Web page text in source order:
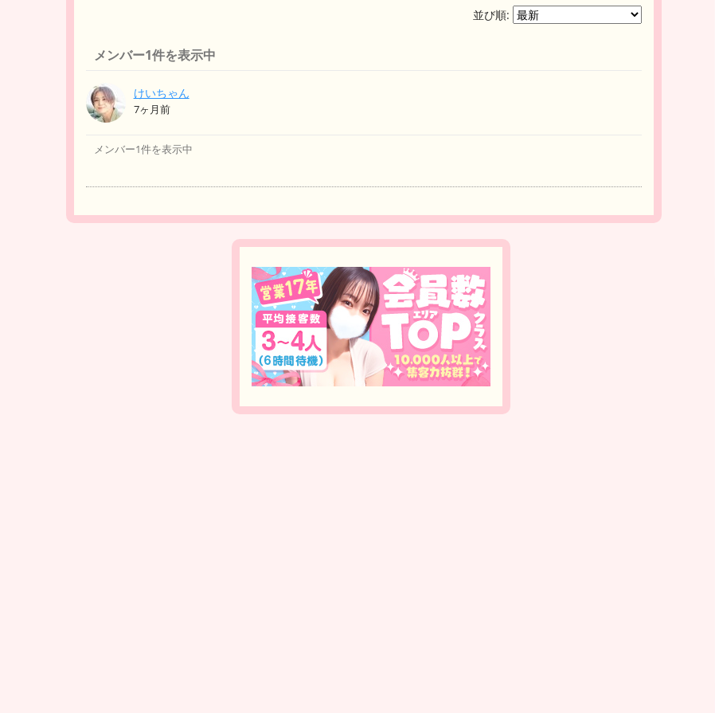
並び順:
メンバー1件を表示中
けいちゃん
7ヶ月前
メンバー1件を表示中